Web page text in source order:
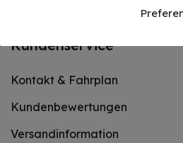
Kundenservice
Kontakt & Fahrplan
Kundenbewertungen
Versandinformation